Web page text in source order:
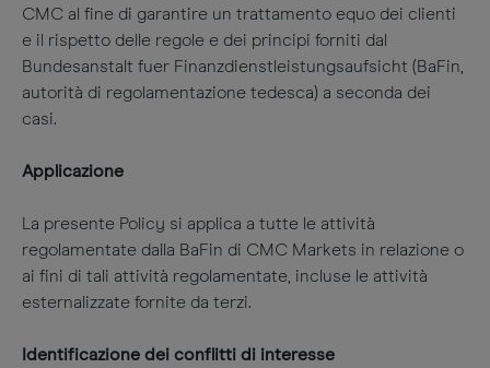
CMC al fine di garantire un trattamento equo dei clienti
e il rispetto delle regole e dei principi forniti dal
Bundesanstalt fuer Finanzdienstleistungsaufsicht (BaFin,
autorità di regolamentazione tedesca) a seconda dei
casi.
Applicazione
La presente Policy si applica a tutte le attività
regolamentate dalla BaFin di CMC Markets in relazione o
ai fini di tali attività regolamentate, incluse le attività
esternalizzate fornite da terzi.
Identificazione dei conflitti di interesse